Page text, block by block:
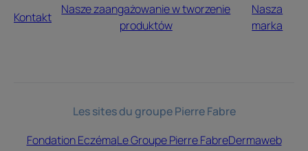
Kontakt
Nasze zaangażowanie w tworzenie
produktów
Nasza
marka
Les sites du groupe Pierre Fabre
Fondation EczémaLe Groupe Pierre FabreDermaweb